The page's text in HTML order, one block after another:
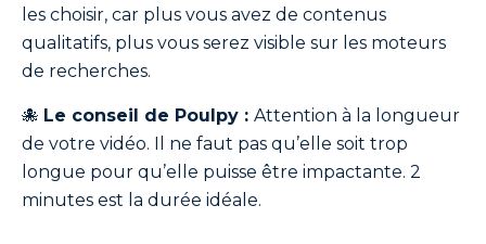
les choisir, car plus vous avez de contenus
qualitatifs, plus vous serez visible sur les moteurs
de recherches.
🐙 Le conseil de Poulpy : Attention à la longueur
de votre vidéo. Il ne faut pas qu’elle soit trop
longue pour qu’elle puisse être impactante. 2
minutes est la durée idéale.